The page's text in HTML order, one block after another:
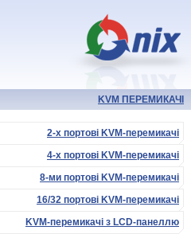
KVM ПЕРЕМИКАЧІ
2-х портові KVM-перемикачі
4-х портові KVM-перемикачі
8-ми портові KVM-перемикачі
16/32 портові KVM-перемикачі
KVM-перемикачі з LCD-панеллю